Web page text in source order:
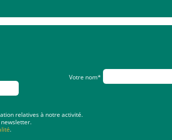
Votre nom*
relatives à notre activité.
.